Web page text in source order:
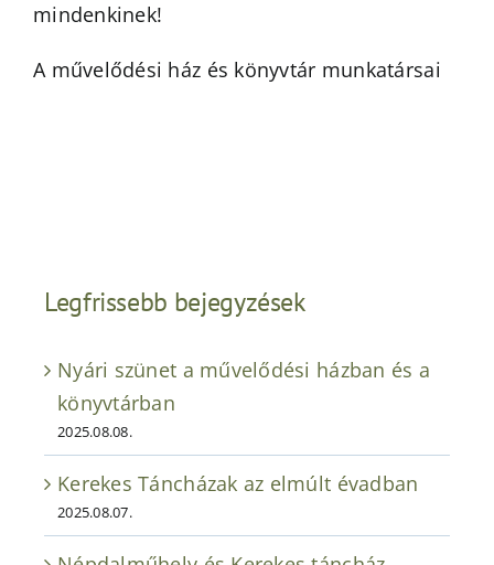
mindenkinek!
A művelődési ház és könyvtár munkatársai
Legfrissebb bejegyzések
Nyári szünet a művelődési házban és a
könyvtárban
2025.08.08.
Kerekes Táncházak az elmúlt évadban
2025.08.07.